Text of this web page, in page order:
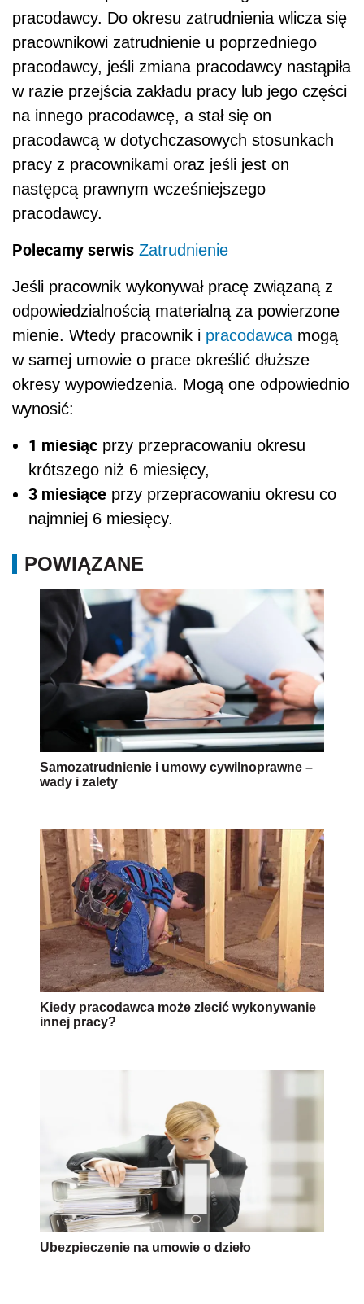
pracodawcy. Do okresu zatrudnienia wlicza się
pracownikowi zatrudnienie u poprzedniego
pracodawcy, jeśli zmiana pracodawcy nastąpiła
w razie przejścia zakładu pracy lub jego części
na innego pracodawcę, a stał się on
pracodawcą w dotychczasowych stosunkach
pracy z pracownikami oraz jeśli jest on
następcą prawnym wcześniejszego
pracodawcy.
Polecamy serwis Zatrudnienie
Jeśli pracownik wykonywał pracę związaną z
odpowiedzialnością materialną za powierzone
mienie. Wtedy pracownik i pracodawca mogą
w samej umowie o prace określić dłuższe
okresy wypowiedzenia. Mogą one odpowiednio
wynosić:
1 miesiąc przy przepracowaniu okresu
krótszego niż 6 miesięcy,
3 miesiące przy przepracowaniu okresu co
najmniej 6 miesięcy.
POWIĄZANE
Samozatrudnienie i umowy cywilnoprawne –
wady i zalety
Kiedy pracodawca może zlecić wykonywanie
innej pracy?
Ubezpieczenie na umowie o dzieło